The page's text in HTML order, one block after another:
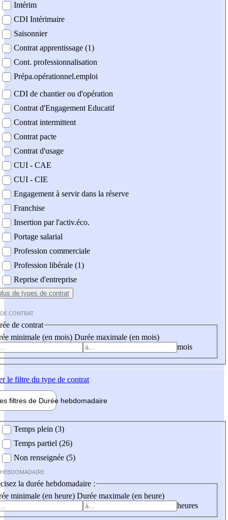
Intérim
CDI Intérimaire
Saisonnier
Contrat apprentissage (1)
Cont. professionnalisation
Prépa.opérationnel.emploi
CDI de chantier ou d'opération
Contrat d'Engagement Educatif
Contrat intermittent
Contrat pacte
Contrat d'usage
CUI - CAE
CUI - CIE
Engagement à servir dans la réserve
Franchise
Insertion par l'activ.éco.
Portage salarial
Profession commerciale
Profession libérale (1)
Reprise d'entreprise
de types de contrat
CONTRAT
de contrat
minimale (en mois) Durée maximale (en mois)
mois
le filtre du type de contrat
filtres de Durée hebdomadaire
Temps plein (3)
Temps partiel (26)
Non renseignée (5)
la durée hebdomadaire :
minimale (en heure) Durée maximale (en heure)
heures